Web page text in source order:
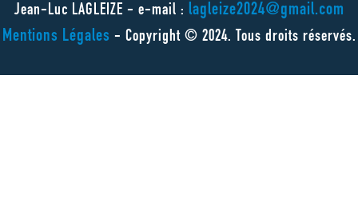
Jean-Luc LAGLEIZE - e-mail : lagleize2024@gmail.com
Mentions Légales - Copyright © 2024. Tous droits réservés.